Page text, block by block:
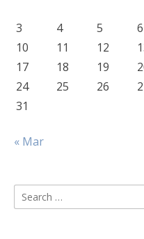
3
4 5 6
10
11 12
17
18 19
24
25 26
31
« Mar
Search
for: